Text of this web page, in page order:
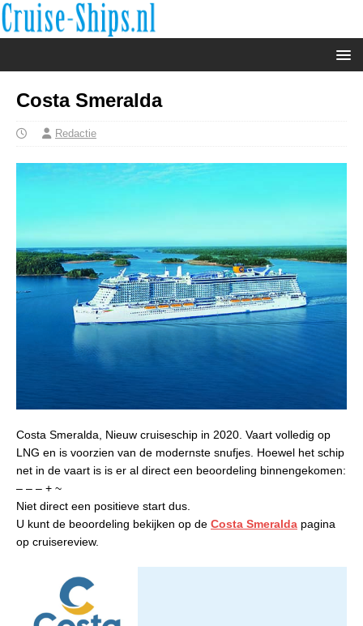
Costa Smeralda
Redactie
Costa Smeralda, Nieuw cruiseschip in 2020. Vaart volledig op
LNG en is voorzien van de modernste snufjes. Hoewel het schip
net in de vaart is is er al direct een beoordeling binnengekomen:
– – – + ~
Niet direct een positieve start dus.
U kunt de beoordeling bekijken op de Costa Smeralda pagina
op cruisereview.